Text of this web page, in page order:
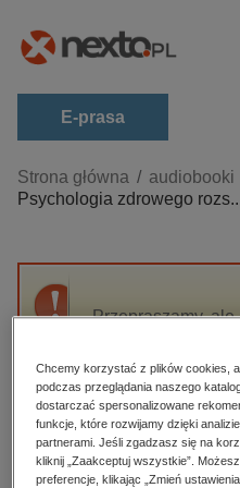
E-prasa
Kategorie
Zobacz wszystkie E-prasa
budownictwo,
darmowe wydania
edukacja
hobby, sport, rozrywka
komputery, internet,
Strona główna audiobooki
Psychologia zdrowego
Przepraszamy, ale
High-contrast mode
Polecane
Chcemy korzystać z plików cookies,
podczas przeglądania naszego
dostarczać spersonalizowane
funkcje, które rozwijamy dzięki
partnerami. Jeśli zgadzasz się na
kliknij „Zaakceptuj wszystkie”.
preferencje, klikając „Zmień